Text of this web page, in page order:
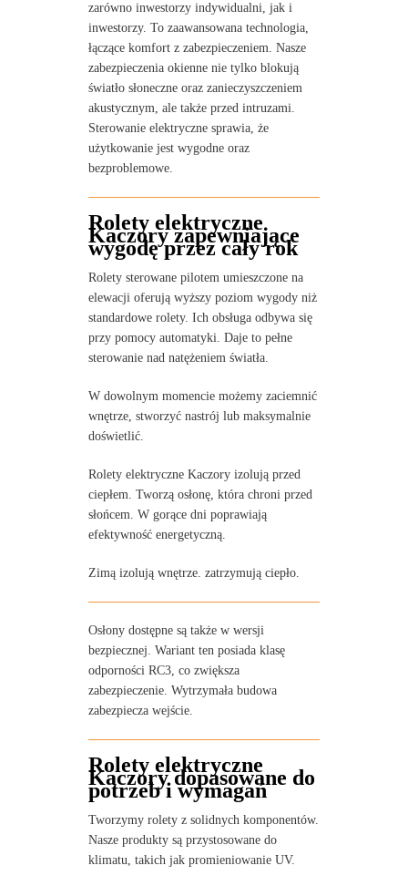
zarówno inwestorzy indywidualni, jak i
inwestorzy. To zaawansowana technologia,
łączące komfort z zabezpieczeniem. Nasze
zabezpieczenia okienne nie tylko blokują
światło słoneczne oraz zanieczyszczeniem
akustycznym, ale także przed intruzami.
Sterowanie elektryczne sprawia, że
użytkowanie jest wygodne oraz
bezproblemowe.
Rolety elektryczne
Kaczory zapewniające
wygodę przez cały rok
Rolety sterowane pilotem umieszczone na
elewacji oferują wyższy poziom wygody niż
standardowe rolety. Ich obsługa odbywa się
przy pomocy automatyki. Daje to pełne
sterowanie nad natężeniem światła.
W dowolnym momencie możemy zaciemnić
wnętrze, stworzyć nastrój lub maksymalnie
doświetlić.
Rolety elektryczne Kaczory izolują przed
ciepłem. Tworzą osłonę, która chroni przed
słońcem. W gorące dni poprawiają
efektywność energetyczną.
Zimą izolują wnętrze. zatrzymują ciepło.
Osłony dostępne są także w wersji
bezpiecznej. Wariant ten posiada klasę
odporności RC3, co zwiększa
zabezpieczenie. Wytrzymała budowa
zabezpiecza wejście.
Rolety elektryczne
Kaczory dopasowane do
potrzeb i wymagań
Tworzymy rolety z solidnych komponentów.
Nasze produkty są przystosowane do
klimatu, takich jak promieniowanie UV.